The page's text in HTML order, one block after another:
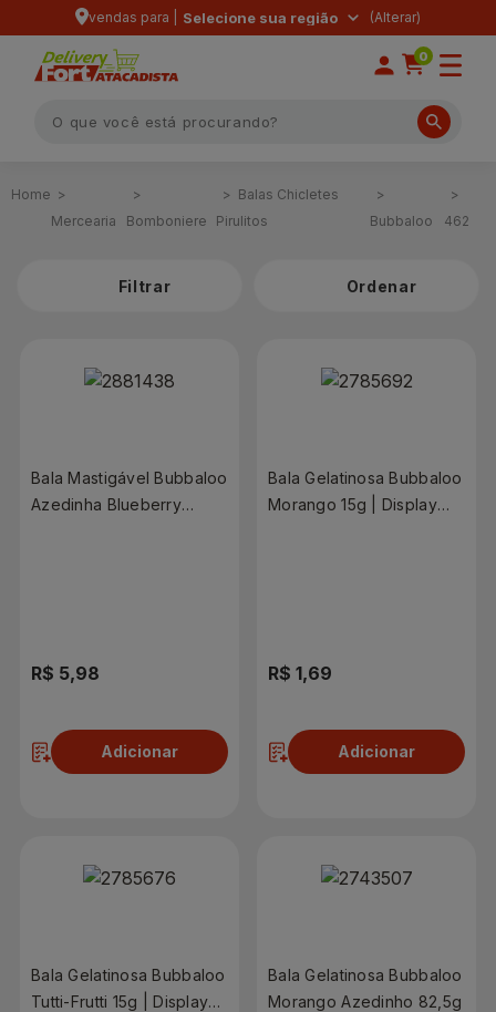
vendas para | Selecione sua região
0
Mercearia Bomboniere
Balas Chicletes
Pirulitos
Bubbaloo 462
Filtrar
Bala Mastigável Bubbaloo
Azedinha Blueberry
R$ 5,98
Adicionar
Bala Gelatinosa Bubbaloo
Morango 15g | Display
R$ 1,69
Adicionar
Bala Gelatinosa Bubbaloo
Tutti-Frutti 15g | Display
Bala Gelatinosa Bubbaloo
Morango Azedinho 82,5g